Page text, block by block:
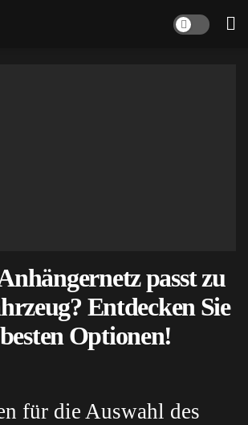
passt zu
Entdecken Sie
Optionen!
für die Auswahl des